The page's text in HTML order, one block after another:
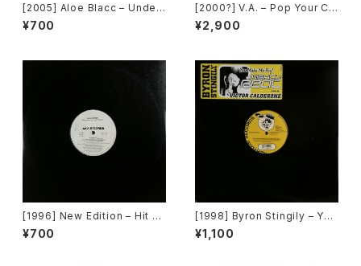
[2005] Aloe Blacc – Under
Clover Presents Ordinary
People Remix Suite [Unde
¥700
[2000?] V.A. – Pop Your Co
llar / Can't Go For That [No
t On Label][PROMO]
¥2,900
[1996] New Edition – Hit M
e Off [MCA Records][PRO
MO]
¥700
[1998] Byron Stingily – You
Make Me Feel (Mighty Rea
l) [Nervous Records]
¥1,100